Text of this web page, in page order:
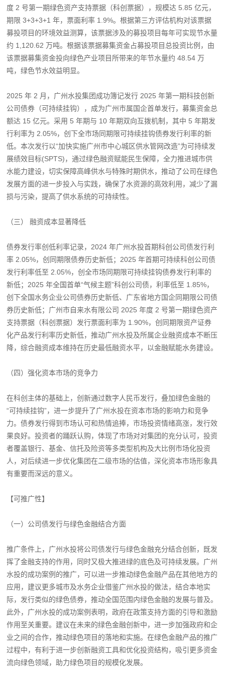
度 2 号第一期绿色资产支持票据（科创票据），规模达 5.85 亿元，
期限 3+3+3+1 年，票面利率 1.9%。根据第三方评估机构对该票据
募投项目的环境效益测算，该票据涉及的募投项目每年可实现节水量
约 1,120.62 万吨。根据该票据募集资金占募投项目总投资比例，由
该票据募集资金投向绿色产业项目所带来的年节水量约 48.54 万
吨，绿色节水效益明显。
2025 年 2 月，广州水投集团成功簿记发行 2025 年第一期科技创新
公司债券（可持续挂钩），成为广州市属国企首单发行，募集资金总
额达 15 亿元。采用 5 年期与 10 年期双向互拨机制，其中 5 年期发
行利率为 2.05%，创下全市场同期限可持续挂钩债券发行利率的新
低。本次发行以“加快实施广州市中心城区供水管网改造”为可持续发
展绩效目标(SPTS)，通过绿色融资赋能民生保障，全力推进城市供
水能力建设，切实保障高峰供水与特殊时期供水，推动了公司在绿色
发展方面的进一步投入与实践，确保了水资源的高效利用，减少了漏
损与污染，提高了供水系统的可持续性。
（三） 融资成本显著降低
债券发行率创低利率记录，2024 年广州水投首期科创公司债发行利
率 2.05%，创同期限债券历史新低；2025 年首期可持续科创公司债
发行利率低至 2.05%，创全市场同期限可持续挂钩债券发行利率的
新低；2025 年全国首单“气候主题”科创公司债，利率低至 1.85%，
创下全国水务企业公司债券历史新低、广东省地方国企同期限公司债
券历史新低；广州市自来水有限公司 2025 年度 2 号第一期绿色资产
支持票据（科创票据）发行票面利率为 1.90%，创同期限资产证券
化产品发行利率历史新低，推动广州水投及所属企业融资成本不断压
降，综合融资成本维持在历史最低融资水平，以金融赋能水务建设。
（四）强化资本市场的竞争力
在科创主体的基础上，创新通过数字人民币发行，叠加绿色金融的
“可持续挂钩”，进一步提升了广州水投在资本市场的影响力和竞争
力。债券发行得到市场认可和热情追捧，市场投资情绪高涨，发行效
果良好。投资者的踊跃认购，体现了市场对对集团的充分认可，投资
者覆盖银行、基金、信托及险资等多类型机构及大比例市场化投资
人，对后续进一步优化集团在二级市场的估值，深化资本市场形象具
有重要而深远的意义。
【可推广性】
（一）公司债发行与绿色金融结合方面
推广条件上，广州水投将公司债发行与绿色金融充分结合创新，既发
挥了金融支持的作用，同时又极大推进绿的底色及可持续发展。广州
水投的成功案例的推广，可以进一步推动绿色金融产品在其他地方的
应用，建议更多城市及水务企业借鉴广州水投的做法，结合本地实
际，发行类似的绿色债券，推动全国范围内绿色金融的发展与普及。
此外，广州水投的成功案例表明，政府在政策支持方面的引导和激励
作用至关重要。建议在未来的绿色金融创新中，进一步加强政府和企
业之间的合作，推动绿色项目的落地和实施。在绿色金融产品的推广
过程中，有利于进一步创新融资工具和优化投资结构，吸引更多资金
流向绿色领域，助力绿色项目的规模化发展。